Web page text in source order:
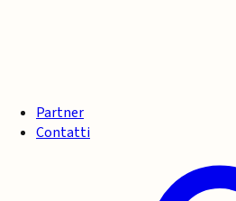
Partner
Contatti